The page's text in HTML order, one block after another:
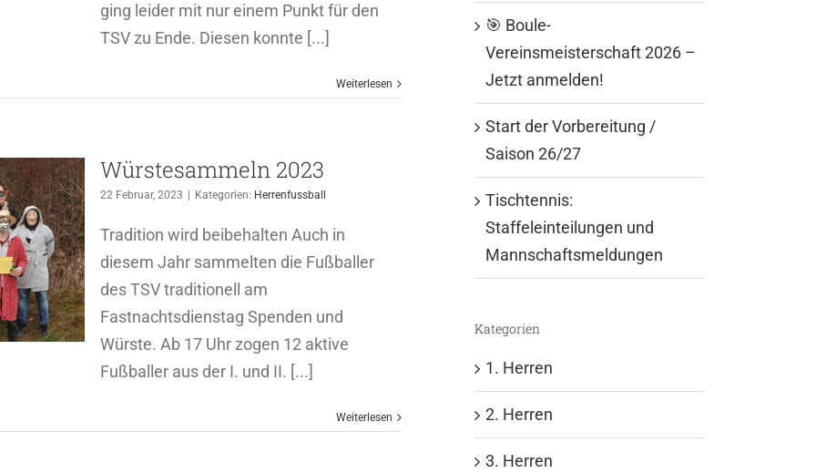
ging leider mit nur einem Punkt für den
TSV zu Ende. Diesen konnte [...]
Weiterlesen
Würstesammeln 2023
22 Februar, 2023 Kategorien: Herrenfussball
Tradition wird beibehalten Auch in
diesem Jahr sammelten die Fußballer
des TSV traditionell am
Fastnachtsdienstag Spenden und
Würste. Ab 17 Uhr zogen 12 aktive
Fußballer aus der I. und II. [...]
Weiterlesen
🎯 Boule-
Vereinsmeisterschaft 2026 –
Jetzt anmelden!
Start der Vorbereitung /
Saison 26/27
Tischtennis:
Staffeleinteilungen und
Mannschaftsmeldungen
Kategorien
1. Herren
2. Herren
3. Herren